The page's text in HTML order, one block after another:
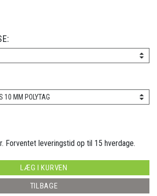
10 MM POLYTAG
Forventet leveringstid op til 15 hverdage.
LÆG I KURVEN
TILBAGE